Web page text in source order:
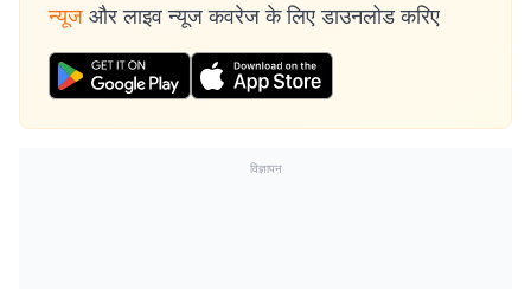
न्यूज और लाइव न्यूज कवरेज के लिए डाउनलोड करिए
विज्ञापन